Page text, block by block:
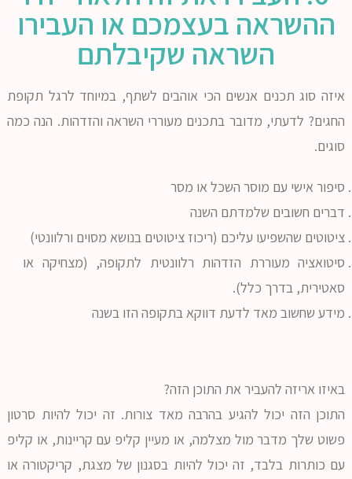
ההשראה בעצמכם או העבירו
השראה שקיבלתם
איזה סוג תכנים אנשים הכי אוהבים לשתף, במיוחד לרגל תקופת
החגים? לדעתי, מדובר בתכנים מעוררי השראה והזדהות. הנה כמה
סוגים.
סיפור אישי עם מוסר השכל או מסר
דברים חשובים שלמדתם השנה
ציטוטים שהשפיעו עליכם (ריכוז ציטוטים בנושא מסוים ורלוונטי)
סיטואציה מעוררת הזדהות רלוונטית לתקופה, (מצחיקה או
סאטירית, בדרך כלל).
מידע שחשוב מאד לדעת דווקא בתקופה הזו בשנה
באיזו אריזה להעביר את התוכן הזה?
התוכן הזה יכול להגיע בהרבה מאד צורות. זה יכול להיות סרטון
פשוט שלך מדבר מול מצלמה, או מעיין קליפ עם קריינות, או קליפ
עם כותרות בלבד, זה יכול להיות בסגנון של מצגת, קריקטורה או